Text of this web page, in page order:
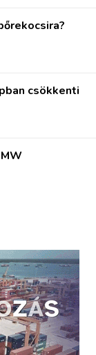
csökkenti